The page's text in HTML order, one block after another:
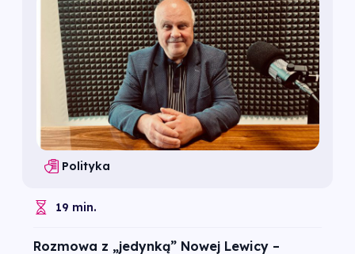
Polityka
19 min.
Rozmowa z „jedynką” Nowej Lewicy –